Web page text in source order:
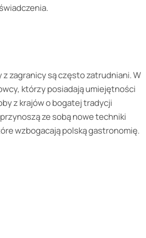
zagranicy są często zatrudniani. W
którzy posiadają umiejętności
z krajów o bogatej tradycji
ze sobą nowe techniki
wzbogacają polską gastronomię.